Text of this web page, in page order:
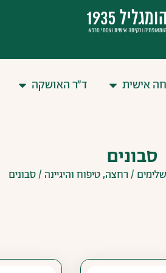
אישית ד״ר האושקה
סבונים
/רחצה, טיפוח והיגיינה / סבונים